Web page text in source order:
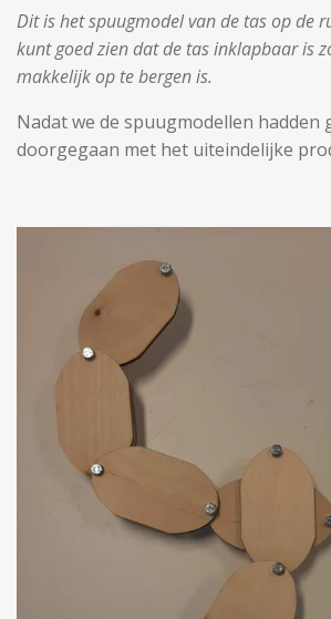
Dit is het spuugmodel van de tas op de
kunt goed zien dat de tas inklapbaar is
makkelijk op te bergen is.
Nadat we de spuugmodellen hadden
doorgegaan met het uiteindelijke